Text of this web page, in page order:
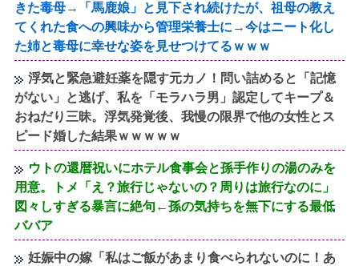
きた毒母→「馬鹿娘」と見下され続けたが、祖母の教え
てくれた食への興味から管理栄養士に→今はニート化し
た姉と毒母に幸せな姿を見せつけてるｗｗｗ
浮気と緊急避妊薬を隠す元カノ！問い詰めると「記憶
がない」と逃げ、私を「モラハラ男」認定してキープ＆
おねだり三昧。浮気発覚後、我慢の限界で他の女性とス
ピード婚した結果ｗｗｗｗｗ
ウトの還暦祝いにホテル食事会と孫手作りの湯のみを
用意。トメ「え？旅行じゃないの？周りは旅行なのに」
図々しすぎる暴言に絶句←孫の気持ちを無下にする最低
ババア
妊娠中の嫁「私はご飯があまり食べられないのに！あ